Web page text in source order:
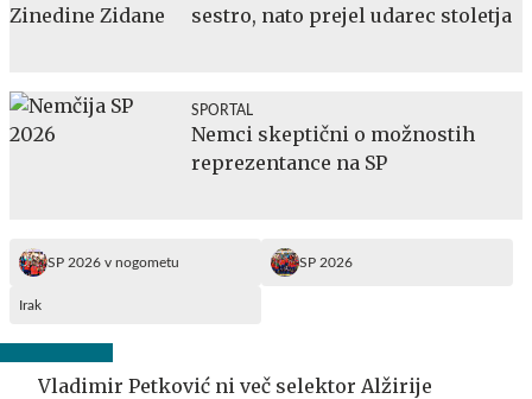
sestro, nato prejel udarec stoletja
SPORTAL
Nemci skeptični o možnostih
reprezentance na SP
SP 2026 v nogometu SP 2026
Irak
Vladimir Petković ni več selektor Alžirije